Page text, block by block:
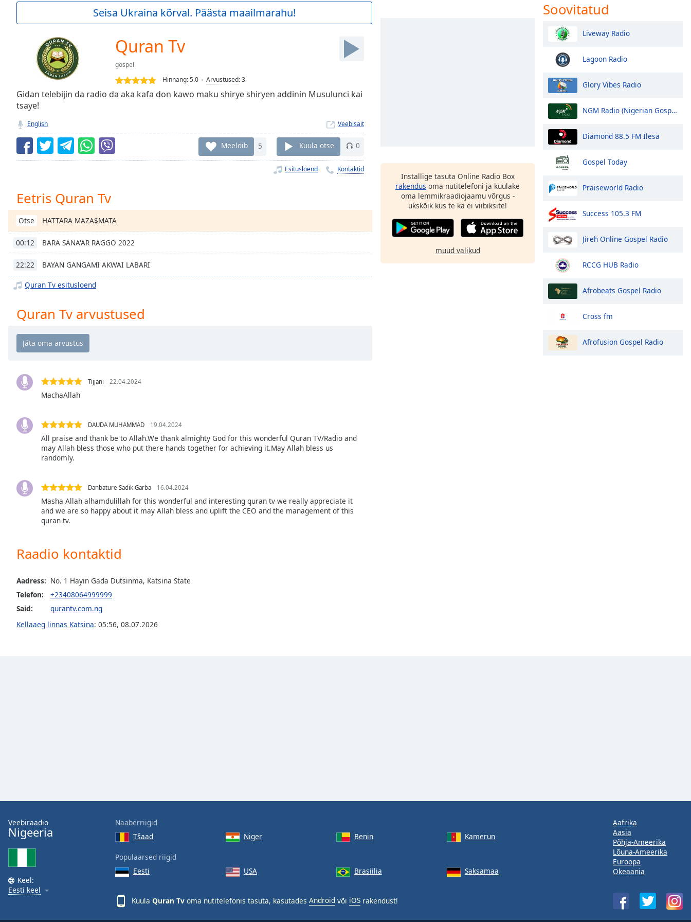
Current
TypeLIVE
Seek to
currently
behind
LIVE
Remaining
Time-
Playback
Rate
Chapters
Chapters
descriptions
selected
Subtitles
subtitles
opens
subtitles
settings
subtitles
off,
selected
Picture-
window.
Beginning
dialog
Background
Color
Caption
Seisa Ukraina kõrval. Päästa maailmarahu!
Quran Tv
gospel
Hinnang:5.0 Arvustused:3
Gidan telebijin da radio da aka kafa don kawo maku shirye shiryen addinin Musulunci kai
tsaye!
English Veebisait
Meeldib 5 Kuula otse 0
Esitusloend Kontaktid
Eetris Quran Tv
Otse HATTARA MAZA$MATA
00:12 BARA SANA'AR RAGGO 2022
22:22 BAYAN GANGAMI AKWAI LABARI
Quran Tv esitusloend
Quran Tv arvustused
Tijjani 22.04.2024
MachaAllah
DAUDA MUHAMMAD 19.04.2024
All praise and thank be to Allah.We thank almighty God for this wonderful Quran TV/Radio and
may Allah bless those who put there hands together for achieving it.May Allah bless us
randomly.
Danbature Sadik Garba 16.04.2024
Masha Allah alhamdulillah for this wonderful and interesting quran tv we really appreciate it
and we are so happy about it may Allah bless and uplift the CEO and the management of this
quran tv.
Raadio kontaktid
Aadress: No. 1 Hayin Gada Dutsinma, Katsina State
Telefon:
+23408064999999
Said:
qurantv.com.ng
Kellaaeg linnas Katsina: 05:56, 08.07.2026
Installige tasuta Online Radio Box
rakendus oma nutitelefoni ja kuulake
oma lemmikraadiojaamu võrgus -
ükskõik kus te ka ei viibiksite!
muud valikud
Soovitatud
Liveway Radio
Lagoon Radio
Glory Vibes Radio
NGM Radio (Nigerian Gospel Music Radio)
Diamond 88.5 FM Ilesa
Gospel Today
Praiseworld Radio
Success 105.3 FM
Jireh Online Gospel Radio
RCCG HUB Radio
Afrobeats Gospel Radio
Cross fm
Afrofusion Gospel Radio
Veebiraadio
Nigeeria
Keel:
Eesti keel
Naaberriigid
Tšaad
Niger Benin Kamerun
Populaarsed riigid
Eesti
USA Brasiilia Saksamaa
Kuula Quran Tv oma nutitelefonis tasuta, kasutades Android või iOS rakendust!
Aafrika
Aasia
Põhja-Ameerika
Lõuna-Ameerika
Euroopa
Okeaania